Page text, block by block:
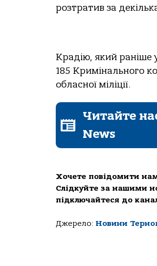
розтратив за
Крадію, який раніше
185 Кримінального
обласної міліції.
Читайте
News
Хочете повідомити
Слідкуйте за нашими
підключайтеся до
Джерело: Новини